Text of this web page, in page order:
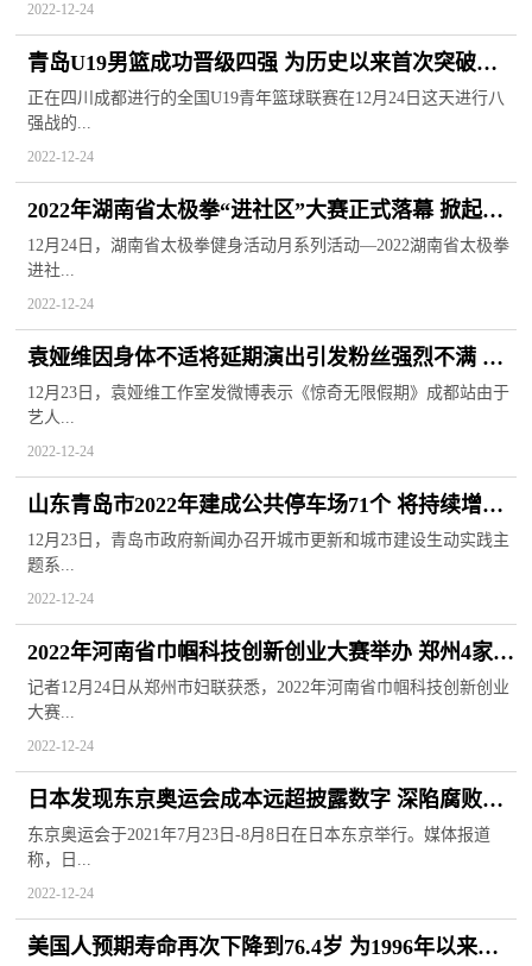
2022-12-24
青岛U19男篮成功晋级四强 为历史以来首次突破青
年联赛八强大关
正在四川成都进行的全国U19青年篮球联赛在12月24日这天进行八
强战的...
2022-12-24
2022年湖南省太极拳“进社区”大赛正式落幕 掀起全
民健身新高潮
12月24日，湖南省太极拳健身活动月系列活动—2022湖南省太极拳
进社...
2022-12-24
袁娅维因身体不适将延期演出引发粉丝强烈不满 要
求报销其路费
12月23日，袁娅维工作室发微博表示《惊奇无限假期》成都站由于
艺人...
2022-12-24
山东青岛市2022年建成公共停车场71个 将持续增加
泊位供给
12月23日，青岛市政府新闻办召开城市更新和城市建设生动实践主
题系...
2022-12-24
2022年河南省巾帼科技创新创业大赛举办 郑州4家企
业摘得桂冠
记者12月24日从郑州市妇联获悉，2022年河南省巾帼科技创新创业
大赛...
2022-12-24
日本发现东京奥运会成本远超披露数字 深陷腐败与
暗箱操作等丑闻
东京奥运会于2021年7月23日-8月8日在日本东京举行。媒体报道
称，日...
2022-12-24
美国人预期寿命再次下降到76.4岁 为1996年以来最